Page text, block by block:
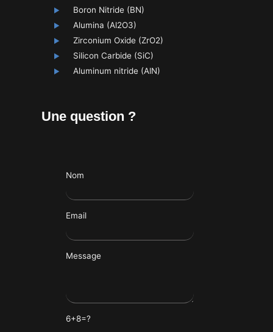
Boron Nitride (BN)
Alumina (Al2O3)
Zirconium Oxide (ZrO2)
Silicon Carbide (SiC)
Aluminum nitride (AlN)
Une question ?
Nom
Email
Message
Veuillez laisser ce champ vide.
6+8=?